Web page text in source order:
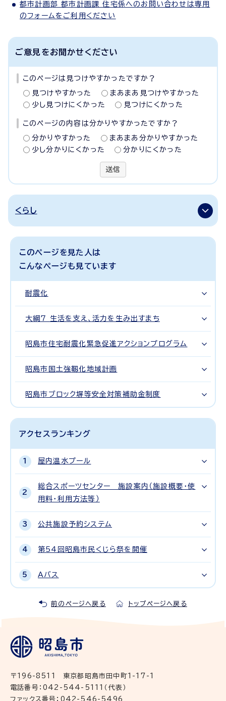
都市計画部 都市計画課 住宅係へのお問い合わせは専用
のフォームをご利用ください
ご意見をお聞かせください
このページは見つけやすかったですか？
見つけやすかった
まあまあ見つけやすかった
少し見つけにくかった
見つけにくかった
このページの内容は分かりやすかったですか？
分かりやすかった
まあまあ分かりやすかった
少し分かりにくかった
分かりにくかった
送信
くらし
このページを見た人は
こんなページも見ています
耐震化
大綱7 生活を支え、活力を生み出すまち
昭島市住宅耐震化緊急促進アクションプログラム
昭島市国土強靱化地域計画
昭島市ブロック塀等安全対策補助金制度
アクセスランキング
屋内温水プール
総合スポーツセンター 施設案内（施設概要・使
用料・利用方法等）
公共施設予約システム
第54回昭島市民くじら祭を開催
Aバス
前のページへ戻る トップページへ戻る
〒196-8511 東京都昭島市田中町1-17-1
電話番号：042-544-5111（代表）
ファックス番号：042-546-5496